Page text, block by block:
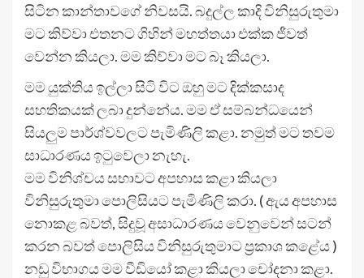
සිටින කාන්තාවගේ නිවසයි. බදුල්ල කාදි විනිසුරුතුමා
මට කිව්වා එතනට ගිහින් මහත්තයා එක්ක ජීවත්
වෙන්න කියලා. මම කිව්වා මට බෑ කියලා.
මම යුක්තිය ඉල්ලා සිටි විට ඔහු මට දික්කසාද
සහතිකයක් ලබා දුන්නේය. මම ඒ සම්බන්ධයෙන්
සියලුම පාර්ශ්වවලට පැමිණිලි කළා. නමුත් මට තවම
සාධාරණය ඉටුවෙලා නැහැ.
මම විනිශ්චය සභාවට අපහාස කළා කියලා
විනිසුරුතුමා පොලිසියට පැමිණිලි කරා. ( ඇය අපහාස
නොකළ බවත්, සිදුවූ අසාධාරණය වෙනුවෙන් සටන්
කරන බවත් පොලිසිය විනිසුරුතුමාට ප්‍රකාශ කළේය )
නඩු විභාගය මම වීඩියෝ කළා කියලා චෝදනා කළා.